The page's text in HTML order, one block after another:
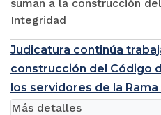
suman a la construcción
Integridad
Judicatura continúa
construcción del Código
los servidores de la Rama
Más detalles